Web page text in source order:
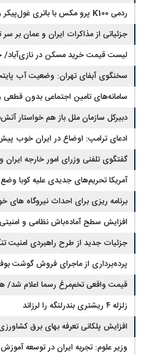
ردمی K100 پرو مکس با باتری غول‌پیکر و شارژ بی‌سیم روانه بازار می‌شود
جزئیاتی از مذاکرات ایران و عمان بر
مجلس: بیانیه‌ای شامل تصحیح مسیر تردد
است
چقدر سرمایه نیاز دارد؟ + جدول مردادماه ۱۴۰۵
سخنگوی آبفای تهران: وضعیت آب
سامانه‌های تامین اجتماعی بدون
دبیرکل سازمان ملل باز هم خواستار
ادعای ترامپ: اوضاع در ایران خوب
گفتگوی تلفنی وزرای امور خارجه ایران
آمریکا تحریم‌های جدیدی علیه کوبا
برنامه ریزی برای احداث نیروگاه
آب در مازندران
افزایش سطح آماده‌باش نظامی و
جزئیات جدید از طرح راهبردی امنیت
پرده‌برداری از ماجرای فروش گوشت
بوفالو از کجا وارد می‌شود؟/ هر کیلو
قیمت واقعی تخم‌مرغ رسما اعلام شد/
زلزله ۴ ریشتری بندرلنگه را لرزاند
افزایش پلکانی تعرفه بهای برق
وزیر علوم: تجربه ایران در توسعه